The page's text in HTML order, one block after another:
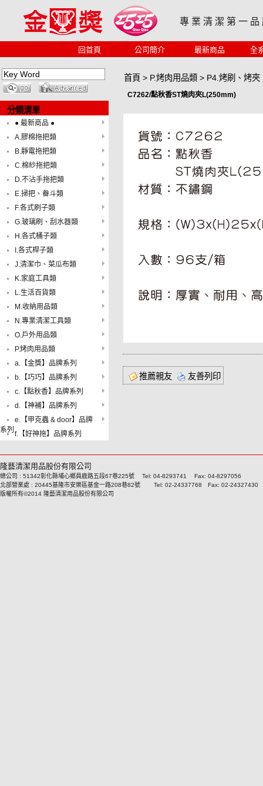
專 業 清 潔 第 一 品
回首頁 公司簡介 最新商品 全
分類清單
● 最新商品 ●
A.膠棉拖把類
B.靜電拖把類
C.棉紗拖把類
D.不沾手拖把類
E.掃把、畚斗類
F.各式刷子類
G.玻璃刷、刮水器類
H.各式桶子類
I.各式桿子類
J.清潔巾、菜瓜布類
K.家庭工具類
L.生活百貨類
M.收納用品類
N.專業清潔工具類
O.戶外用品類
P.烤肉用品類
a.【金獎】品牌系列
b.【巧巧】品牌系列
c.【點秋香】品牌系列
d.【神補】品牌系列
e.【甲克蟲 & door】品牌
系列 f.【好神拖】品牌系列
首頁 > P.烤肉用品類 > P4.烤刷、烤夾
C7262/點秋香ST燒肉夾L(250mm)
推薦親友 友善列印
隆藝清潔用品股份有限公司
總公司 : 51342彰化縣埔心鄉員鹿路五段67巷225號 Tel: 04-8293741 Fax: 04-8297056
北部營業處 : 20445基隆市安樂區基金一路208巷82號 Tel: 02-24337768 Fax: 02-24327430
版權所有©2014 隆藝清潔用品股份有限公司